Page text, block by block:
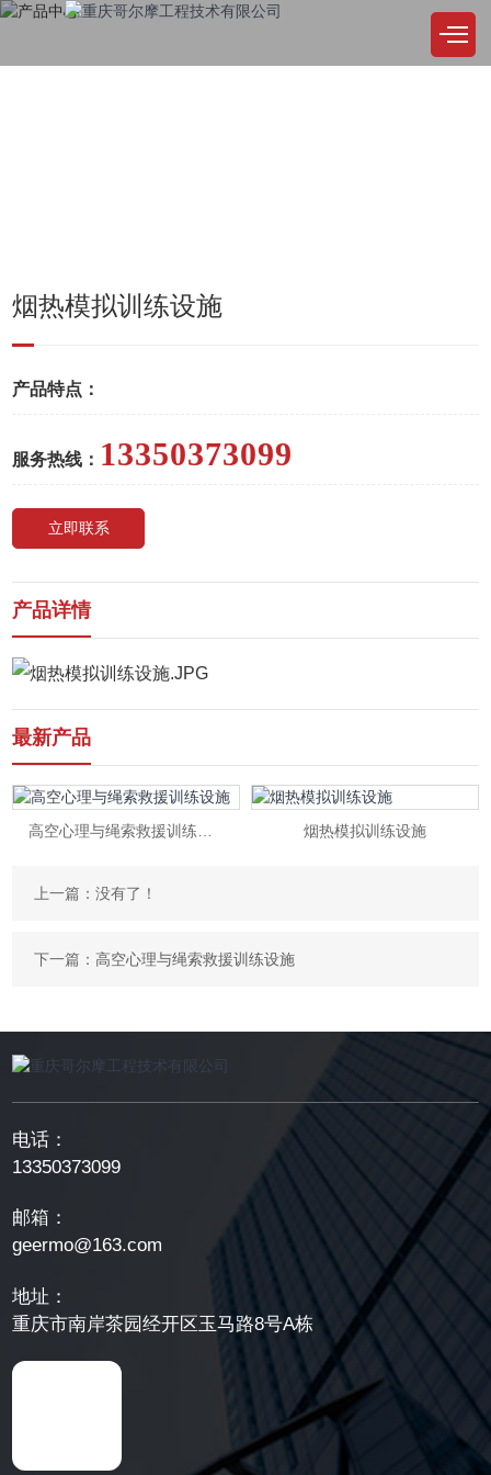
烟热模拟训练设施
产品特点：
服务热线： 13350373099
立即联系
产品详情
最新产品
烟热模拟训练设施
上一篇：没有了！
下一篇：高空心理与绳索救援训练设施
电话：
13350373099
邮箱：
geermo@163.com
地址：
重庆市南岸茶园经开区玉马路8号A栋